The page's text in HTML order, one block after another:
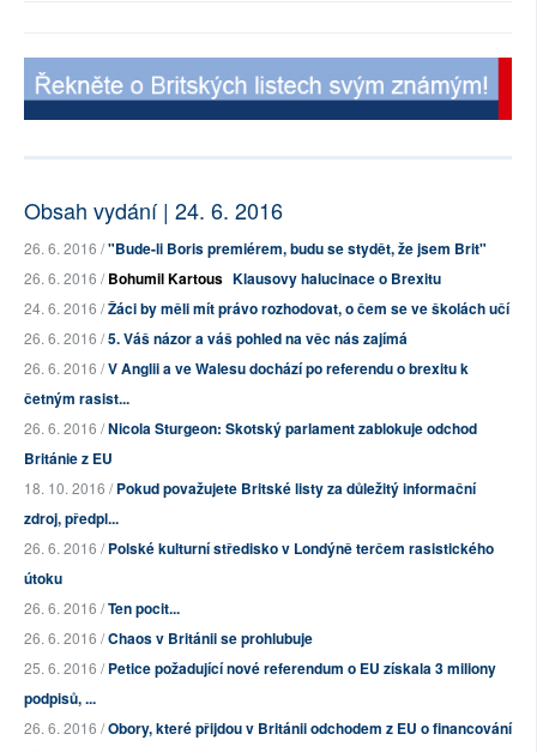
Obsah vydání | 24. 6. 2016
26. 6. 2016 /"Bude-li Boris premiérem, budu se stydět, že jsem Brit"
26. 6. 2016 /Bohumil Kartous Klausovy halucinace o Brexitu
24. 6. 2016 /Žáci by měli mít právo rozhodovat, o čem se ve školách učí
26. 6. 2016 /5. Váš názor a váš pohled na věc nás zajímá
26. 6. 2016 /V Anglii a ve Walesu dochází po referendu o brexitu k
četným rasist...
26. 6. 2016 /Nicola Sturgeon: Skotský parlament zablokuje odchod
Británie z EU
18. 10. 2016 /Pokud považujete Britské listy za důležitý informační
zdroj, předpl...
26. 6. 2016 /Polské kulturní středisko v Londýně terčem rasistického
útoku
26. 6. 2016 /Ten pocit...
26. 6. 2016 /Chaos v Británii se prohlubuje
25. 6. 2016 /Petice požadující nové referendum o EU získala 3 miliony
podpisů, ...
26. 6. 2016 /Obory, které přijdou v Británii odchodem z EU o financování